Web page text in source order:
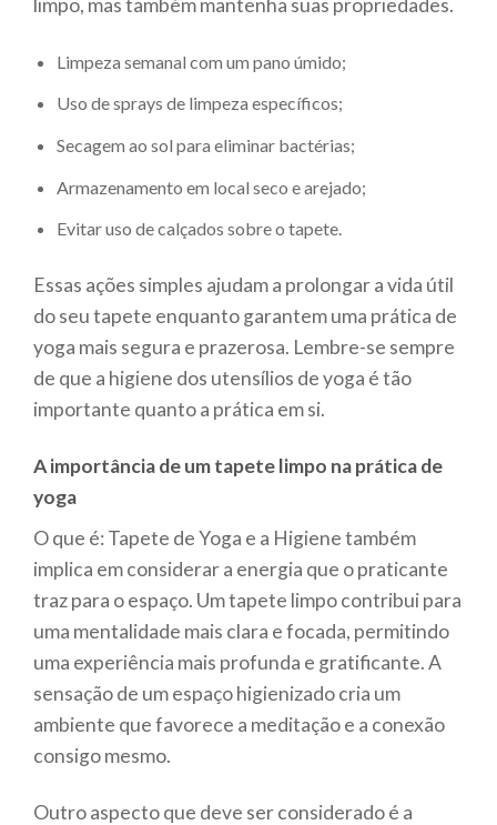
limpo, mas também mantenha suas propriedades.
Limpeza semanal com um pano úmido;
Uso de sprays de limpeza específicos;
Secagem ao sol para eliminar bactérias;
Armazenamento em local seco e arejado;
Evitar uso de calçados sobre o tapete.
Essas ações simples ajudam a prolongar a vida útil
do seu tapete enquanto garantem uma prática de
yoga mais segura e prazerosa. Lembre-se sempre
de que a higiene dos utensílios de yoga é tão
importante quanto a prática em si.
A importância de um tapete limpo na prática de
yoga
O que é: Tapete de Yoga e a Higiene também
implica em considerar a energia que o praticante
traz para o espaço. Um tapete limpo contribui para
uma mentalidade mais clara e focada, permitindo
uma experiência mais profunda e gratificante. A
sensação de um espaço higienizado cria um
ambiente que favorece a meditação e a conexão
consigo mesmo.
Outro aspecto que deve ser considerado é a